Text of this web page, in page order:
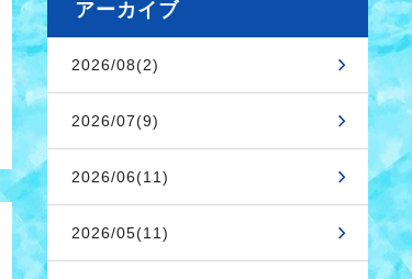
アーカイブ
2026/08(2)
2026/07(9)
2026/06(11)
2026/05(11)